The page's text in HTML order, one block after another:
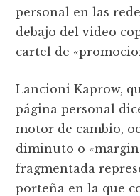
personal en las
debajo del video
cartel de
Lancioni Kaprow,
página personal
motor de cambio,
diminuto o
fragmentada
porteña en la que